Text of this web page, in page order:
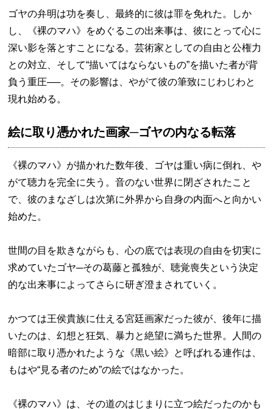
ゴヤの弁明は功を奏し、最終的に彼は罪を免れた。しか
し、《裸のマハ》をめぐるこの出来事は、彼にとって心に
深い影を落とすことになる。芸術家としての自由と公権力
との対立、そして“描いてはならないもの”を描いた者が背
負う重圧──。その影響は、やがて彼の筆致にじわじわと
現れ始める。
絵に取り憑かれた画家─ゴヤの内なる転落
《裸のマハ》が描かれた数年後、ゴヤは重い病に倒れ、や
がて聴力を完全に失う。音のない世界に閉ざされたこと
で、彼のまなざしは次第に外界から自身の内面へと向かい
始めた。
世間の目を欺きながらも、心の底では表現の自由を切実に
求めていたゴヤ─その葛藤と孤独が、聴覚喪失という決定
的な出来事によってさらに研ぎ澄まされていく。
かつては王侯貴族に仕える宮廷画家だった彼が、後年に描
いたのは、幻想と狂気、暴力と絶望に満ちた世界。人間の
暗部に取り憑かれたような《黒い絵》と呼ばれる連作は、
もはや“見る者のため”の絵ではなかった。
《裸のマハ》は、その道のはじまりに立つ絵だったのかも